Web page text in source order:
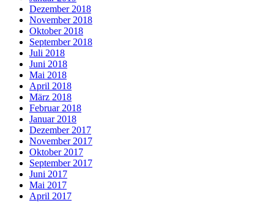
Dezember 2018
November 2018
Oktober 2018
September 2018
Juli 2018
Juni 2018
Mai 2018
April 2018
März 2018
Februar 2018
Januar 2018
Dezember 2017
November 2017
Oktober 2017
September 2017
Juni 2017
Mai 2017
April 2017